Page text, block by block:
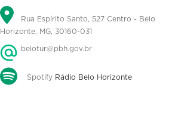
Rua Espírito Santo, 527 Centro - Belo
Horizonte, MG, 30160-031
belotur@pbh.gov.br
Spotify Rádio Belo Horizonte